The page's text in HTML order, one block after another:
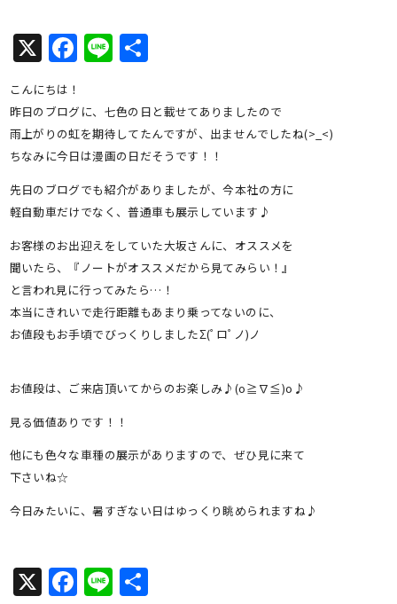
X Facebook
Line共
こんにちは！
昨日のブログに、七色の日と載せてありましたので
雨上がりの虹を期待してたんですが、出ませんでしたね(>_<)
ちなみに今日は漫画の日だそうです！！
先日のブログでも紹介がありましたが、今本社の方に
軽自動車だけでなく、普通車も展示しています♪
お客様のお出迎えをしていた大坂さんに、オススメを
聞いたら、『ノートがオススメだから見てみらい！』
と言われ見に行ってみたら…！
本当にきれいで走行距離もあまり乗ってないのに、
お値段もお手頃でびっくりしましたΣ(ﾟロﾟノ)ノ
お値段は、ご来店頂いてからのお楽しみ♪(o≧∇≦)o♪
見る価値ありです！！
他にも色々な車種の展示がありますので、ぜひ見に来て
下さいね☆
今日みたいに、暑すぎない日はゆっくり眺められますね♪
X Facebook
Line共